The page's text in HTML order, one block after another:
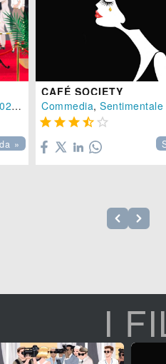
), 92 min.
»
CAFÉ SOCIETY
Commedia, Sentimentale
    
I